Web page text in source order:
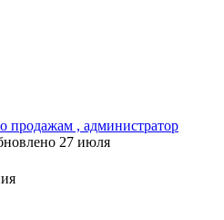
продажам , администратор
27 июля